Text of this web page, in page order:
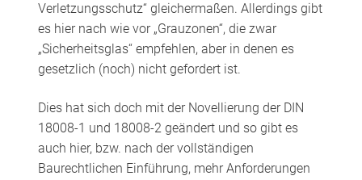
Verletzungsschutz“ gleichermaßen. Allerdings gibt
es hier nach wie vor „Grauzonen“, die zwar
„Sicherheitsglas“ empfehlen, aber in denen es
gesetzlich (noch) nicht gefordert ist.
Dies hat sich doch mit der Novellierung der DIN
18008-1 und 18008-2 geändert und so gibt es
auch hier, bzw. nach der vollständigen
Baurechtlichen Einführung, mehr Anforderungen